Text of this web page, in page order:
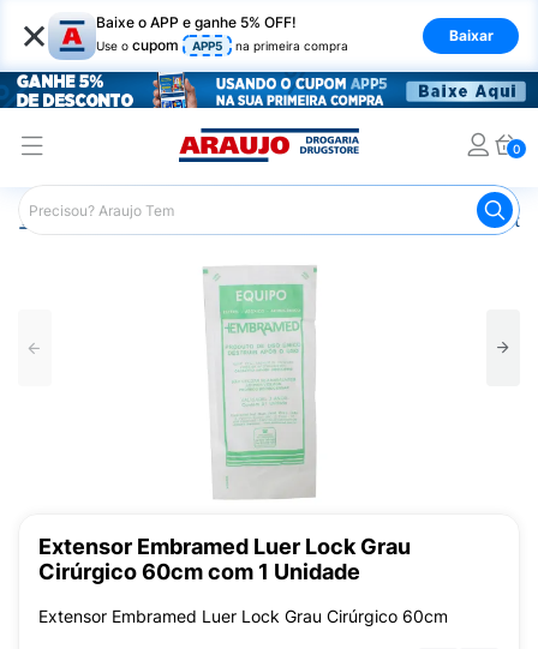
× Baixe o APP e ganhe 5% OFF!
Use o cupom APP5 na primeira compra
Baixar
0
Araujo Saúde e Bem Estar Equipamentos e
Extensor Embramed Luer Lock Grau
Cirúrgico 60cm com 1 Unidade
Extensor Embramed Luer Lock Grau Cirúrgico 60cm